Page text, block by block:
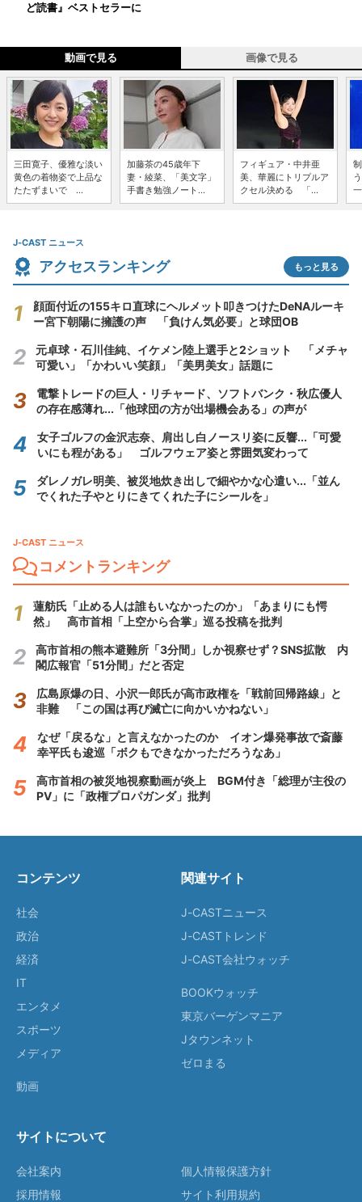
ど読書』ベストセラーに
動画で見る 画像で見る
三田寛子、優雅な淡い
黄色の着物姿で上品な
たたずまいで ...
加藤茶の45歳年下
妻・綾菜、「美文字」
手書き勉強ノート...
フィギュア・中井亜
美、華麗にトリプルア
クセル決める 「...
J-CAST ニュース
アクセスランキング もっと見る
顔面付近の155キロ直球にヘルメット叩きつけたDeNAルーキ
ー宮下朝陽に擁護の声 「負けん気必要」と球団OB
元卓球・石川佳純、イケメン陸上選手と2ショット 「メチャ
可愛い」「かわいい笑顔」「美男美女」話題に
電撃トレードの巨人・リチャード、ソフトバンク・秋広優人
の存在感薄れ...「他球団の方が出場機会ある」の声が
女子ゴルフの金沢志奈、肩出し白ノースリ姿に反響...「可愛
いにも程がある」 ゴルフウェア姿と雰囲気変わって
ダレノガレ明美、被災地炊き出しで細やかな心遣い...「並ん
でくれた子やとりにきてくれた子にシールを」
J-CAST ニュース
コメントランキング
蓮舫氏「止める人は誰もいなかったのか」「あまりにも愕
然」 高市首相「上空から合掌」巡る投稿を批判
高市首相の熊本避難所「3分間」しか視察せず？SNS拡散 内
閣広報官「51分間」だと否定
広島原爆の日、小沢一郎氏が高市政権を「戦前回帰路線」と
非難 「この国は再び滅亡に向かいかねない」
なぜ「戻るな」と言えなかったのか イオン爆発事故で斎藤
幸平氏も逡巡「ボクもできなかっただろうなあ」
高市首相の被災地視察動画が炎上 BGM付き「総理が主役の
PV」に「政権プロパガンダ」批判
コンテンツ
社会
政治
経済
IT
エンタメ
スポーツ
メディア
動画
関連サイト
J-CASTニュース
J-CASTトレンド
J-CAST会社ウォッチ
BOOKウォッチ
東京バーゲンマニア
Jタウンネット
ゼロまる
サイトについて
会社案内
採用情報
個人情報保護方針
サイト利用規約